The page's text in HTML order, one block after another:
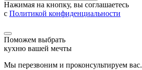
Нажимая на кнопку, вы соглашаетесь
с Политикой конфиденциальности
Поможем выбрать
кухню вашей мечты
Мы перезвоним и проконсультируем вас.